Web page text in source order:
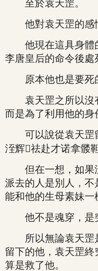
至於袁天罡。
他對袁天罡的感
他現在這具身體
李唐皇后的命令後處
原本他也是要死的
袁天罡之所以沒
而是為了利用他的身
可以說從袁天罡
洷辉祛赴才诺拿髅
但在一想，如果
派去的人是別人，
能和他的生母素妹一
他不是魂穿，是突
所以無論袁天罡
留下的他，袁天罡終
算是救了他。